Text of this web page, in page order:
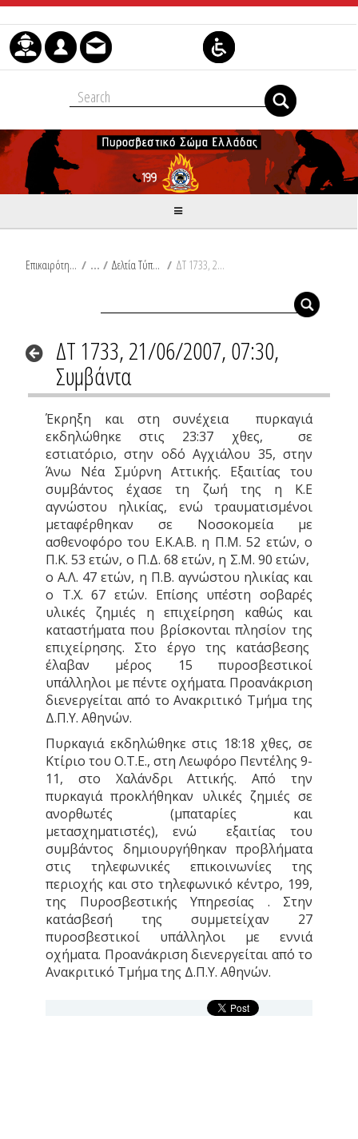
Μετάβαση στο περιεχόμενο
Επικαιρότητα / Δελτία Τύπου / ΔΤ 1733, 21/06/2007, 07:30, Συμβάντα
ΔΤ 1733, 21/06/2007, 07:30,
Συμβάντα
Έκρηξη και στη συνέχεια πυρκαγιά
εκδηλώθηκε στις 23:37 χθες, σε
εστιατόριο, στην οδό Αγχιάλου 35, στην
Άνω Νέα Σμύρνη Αττικής. Εξαιτίας του
συμβάντος έχασε τη ζωή της η Κ.Ε
αγνώστου ηλικίας, ενώ τραυματισμένοι
μεταφέρθηκαν σε Νοσοκομεία με
ασθενοφόρο του Ε.Κ.Α.Β. η Π.Μ. 52 ετών, ο
Π.Κ. 53 ετών, ο Π.Δ. 68 ετών, η Σ.Μ. 90 ετών,
ο Α.Λ. 47 ετών, η Π.Β. αγνώστου ηλικίας και
ο Τ.X. 67 ετών. Επίσης υπέστη σοβαρές
υλικές ζημιές η επιχείρηση καθώς και
καταστήματα που βρίσκονται πλησίον της
επιχείρησης. Στο έργο της κατάσβεσης
έλαβαν μέρος 15 πυροσβεστικοί
υπάλληλοι με πέντε οχήματα. Προανάκριση
διενεργείται από το Ανακριτικό Τμήμα της
Δ.Π.Υ. Αθηνών.
Πυρκαγιά εκδηλώθηκε στις 18:18 χθες, σε
Κτίριο του Ο.Τ.Ε., στη Λεωφόρο Πεντέλης 9-
11, στο Χαλάνδρι Αττικής. Από την
πυρκαγιά προκλήθηκαν υλικές ζημιές σε
ανορθωτές (μπαταρίες και
μετασχηματιστές), ενώ εξαιτίας του
συμβάντος δημιουργήθηκαν προβλήματα
στις τηλεφωνικές επικοινωνίες της
περιοχής και στο τηλεφωνικό κέντρο, 199,
της Πυροσβεστικής Υπηρεσίας . Στην
κατάσβεσή της συμμετείχαν 27
πυροσβεστικοί υπάλληλοι με εννιά
οχήματα. Προανάκριση διενεργείται από το
Ανακριτικό Τμήμα της Δ.Π.Υ. Αθηνών.